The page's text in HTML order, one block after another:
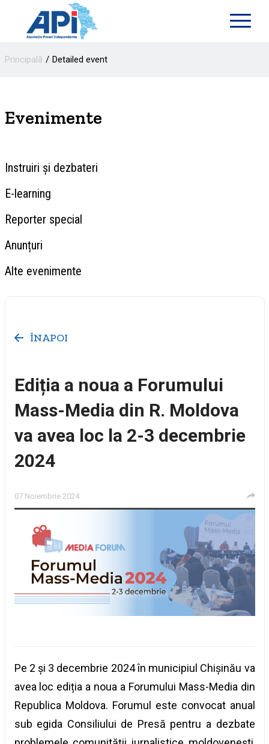
Principală Detailed event
Evenimente
Instruiri și dezbateri
E-learning
Reporter special
Anunțuri
Alte evenimente
ÎNAPOI
Ediția a noua a Forumului
Mass-Media din R. Moldova
va avea loc la 2-3 decembrie
2024
07 Noiembrie 2024
Pe 2 și 3 decembrie 2024 în municipiul Chișinău va
avea loc ediția a noua a Forumului Mass-Media din
Republica Moldova. Forumul este convocat anual
sub egida Consiliului de Presă pentru a dezbate